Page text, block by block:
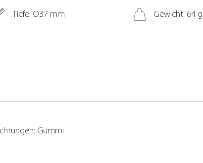
Tiefe: Ø37 mm Gewicht: 64 g
Gummi